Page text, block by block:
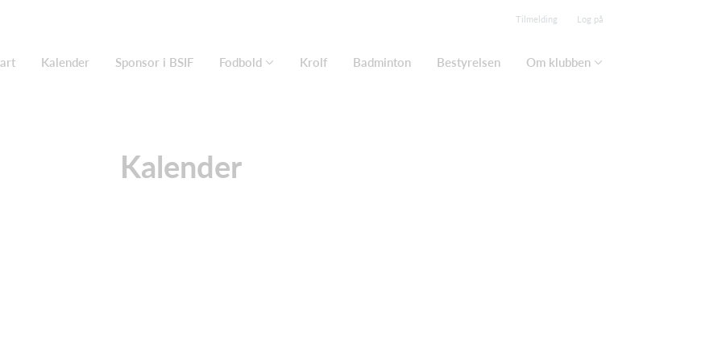
Tilmelding Log på
Kalender Sponsor i BSIF Fodbold Krolf Badminton Bestyrelsen Om klubben
Kalender